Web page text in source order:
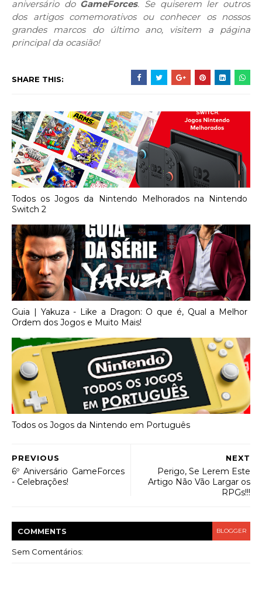
aniversário do GameForces. Se quiserem ler outros
dos artigos comemorativos ou conhecer os nossos
grandes marcos do último ano, visitem a página
principal da ocasião!
SHARE THIS:
Todos os Jogos da Nintendo Melhorados na Nintendo
Switch 2
Guia | Yakuza - Like a Dragon: O que é, Qual a Melhor
Ordem dos Jogos e Muito Mais!
Todos os Jogos da Nintendo em Português
NEXT
Perigo, Se Lerem Este
Artigo Não Vão Largar os
RPGs!!!
PREVIOUS
6º Aniversário GameForces
- Celebrações!
COMMENTS BLOGGER
Sem Comentários: